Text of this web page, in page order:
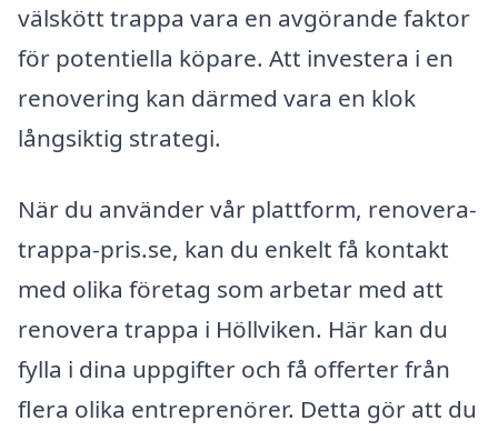
välskött trappa vara en avgörande faktor
för potentiella köpare. Att investera i en
renovering kan därmed vara en klok
långsiktig strategi.
När du använder vår plattform, renovera-
trappa-pris.se, kan du enkelt få kontakt
med olika företag som arbetar med att
renovera trappa i Höllviken. Här kan du
fylla i dina uppgifter och få offerter från
flera olika entreprenörer. Detta gör att du